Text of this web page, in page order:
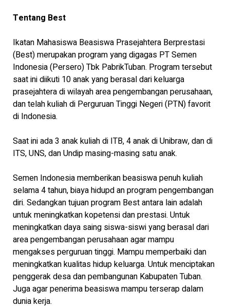
Tentang Best
Ikatan Mahasiswa Beasiswa Prasejahtera Berprestasi
(Best) merupakan program yang digagas PT Semen
Indonesia (Persero) Tbk PabrikTuban. Program tersebut
saat ini diikuti 10 anak yang berasal dari keluarga
prasejahtera di wilayah area pengembangan perusahaan,
dan telah kuliah di Perguruan Tinggi Negeri (PTN) favorit
di Indonesia.
Saat ini ada 3 anak kuliah di ITB, 4 anak di Unibraw, dan di
ITS, UNS, dan Undip masing-masing satu anak.
Semen Indonesia memberikan beasiswa penuh kuliah
selama 4 tahun, biaya hidupd an program pengembangan
diri. Sedangkan tujuan program Best antara lain adalah
untuk meningkatkan kopetensi dan prestasi. Untuk
meningkatkan daya saing siswa-siswi yang berasal dari
area pengembangan perusahaan agar mampu
mengakses perguruan tinggi. Mampu memperbaiki dan
meningkatkan kualitas hidup keluarga. Untuk menciptakan
penggerak desa dan pembangunan Kabupaten Tuban.
Juga agar penerima beasiswa mampu terserap dalam
dunia kerja.